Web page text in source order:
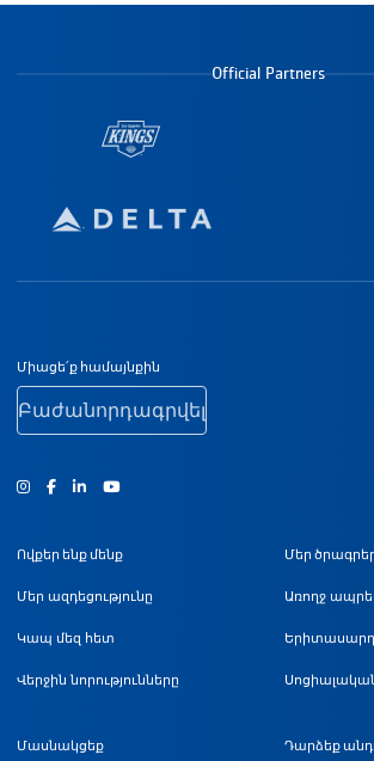
Official Partners
Ստորին էջի
Միացե՛ք համայնքին
Բաժանորդագրվել
Ինստագրամ
ՖեյսբուքՅություբ
Ովքեր ենք մենք
Մեր ազդեցությունը
Կապ մեզ հետ
Վերջին նորությունները
Մեր
Առողջ
Մասնակցեք Դարձեք